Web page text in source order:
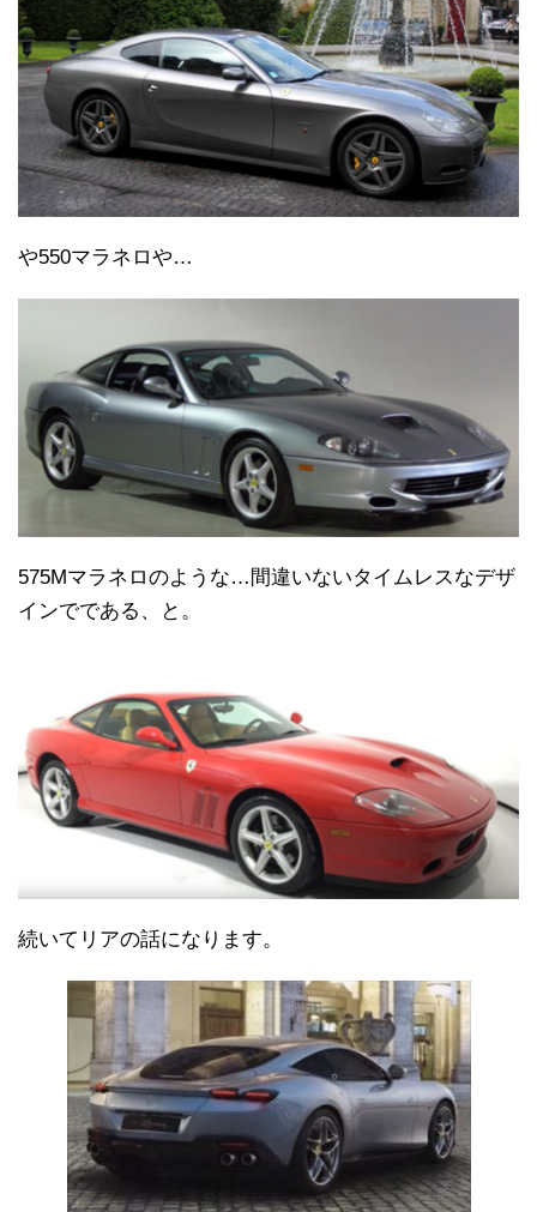
や550マラネロや…
575Mマラネロのような…間違いないタイムレスなデザ
インでである、と。
続いてリアの話になります。